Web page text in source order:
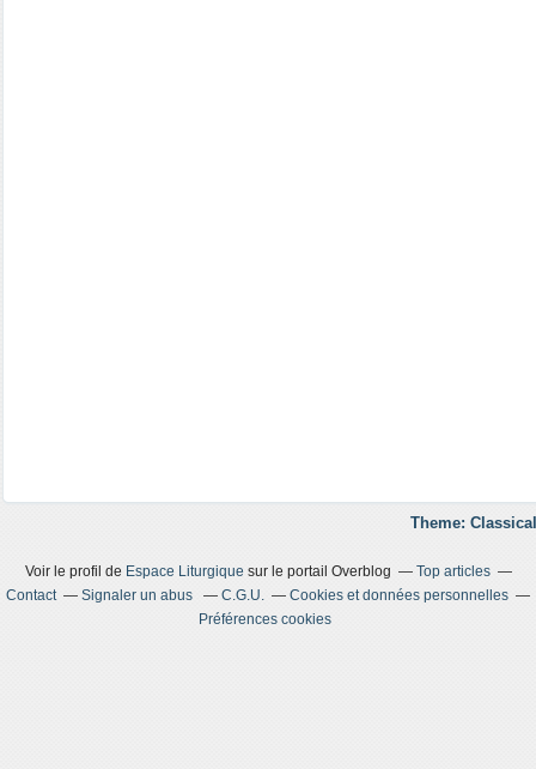
Theme:
Voir le profil de Espace Liturgiquesur le portail Overblog
Top articles
Contact
Signaler un abus C.G.U.
Cookies et données personnelles
Préférences cookies